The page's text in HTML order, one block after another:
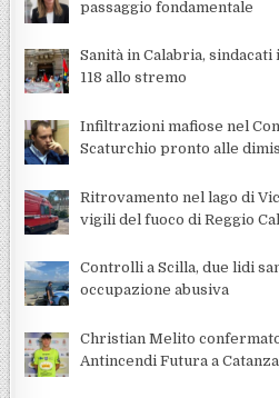
passaggio fondamentale
Sanità in Calabria,
118 allo stremo
Infiltrazioni mafiose nel
Scaturchio pronto alle
Ritrovamento nel lago di
vigili del fuoco di Reggio
Controlli a Scilla, due lidi
occupazione abusiva
Christian Melito
Antincendi Futura a